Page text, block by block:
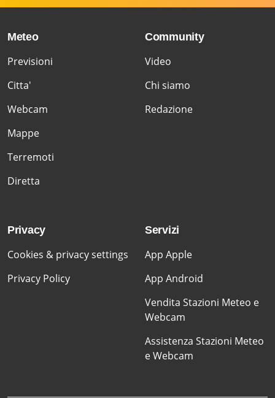
Meteo
Previsioni
Citta'
Webcam
Mappe
Terremoti
Diretta
Community
Video
Chi siamo
Redazione
Privacy
Cookies & privacy settings
Privacy Policy
Servizi
App Apple
App Android
Vendita Stazioni Meteo e
Webcam
Assistenza Stazioni Meteo
e Webcam